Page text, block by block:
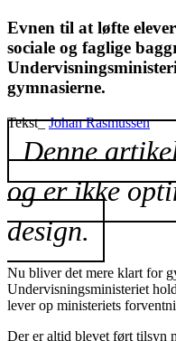
Evnen til at løfte
sociale og faglige
gymnasierne.
Tekst_Johan Rasmussen
Denne
og er ikke
design.
Nu bliver det mere klart for
Undervisningsministeriet
lever op ministeriets
Der er altid blevet ført tilsyn